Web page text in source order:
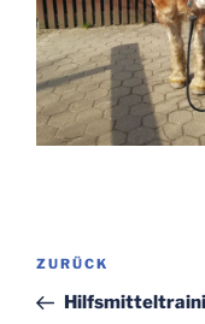
Vorheriger
Beitrag
ZURÜCK